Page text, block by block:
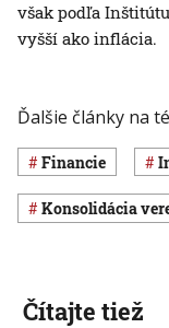
však podľa
vyšší ako inflácia.
Ďalšie články na
Financie
konsolidácia
Čítajte tiež